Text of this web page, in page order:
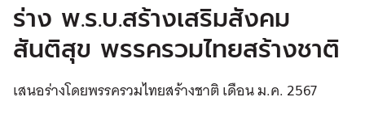
ร่าง พ.ร.บ.สร้างเสริมสังคม
สันติสุข พรรครวมไทยสร้างชาติ
เสนอร่างโดยพรรครวมไทยสร้างชาติ เดือน ม.ค. 2567